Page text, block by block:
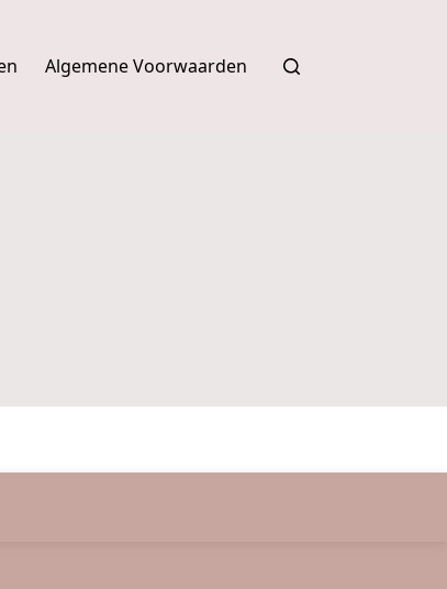
Algemene Voorwaarden